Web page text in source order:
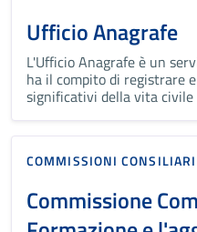
Ufficio Anagrafe
L'Ufficio Anagrafe è un
ha il compito di registrare
significativi della vita
COMMISSIONI CONSILIARI
Commissione